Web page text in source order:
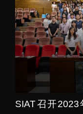
SIAT召开